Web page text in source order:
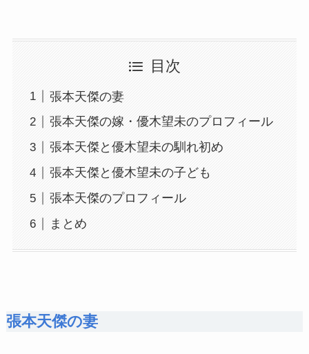
目次
張本天傑の妻
張本天傑の嫁・優木望未のプロフィール
張本天傑と優木望未の馴れ初め
張本天傑と優木望未の子ども
張本天傑のプロフィール
まとめ
張本天傑の妻